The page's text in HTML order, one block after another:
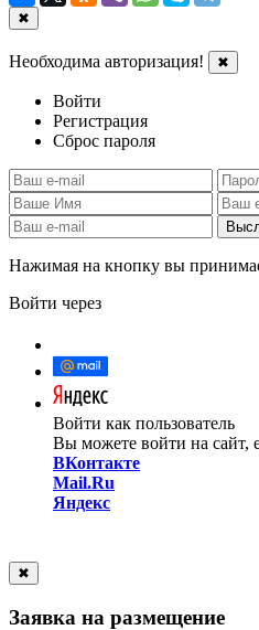
✖
Необходима авторизация! ✖
Войти
Регистрация
Сброс пароля
Нажимая на кнопку вы
Войти через
Войти как пользователь
Вы можете войти на сайт,
ВКонтакте
Mail.Ru
Яндекс
✖
Заявка на размещение